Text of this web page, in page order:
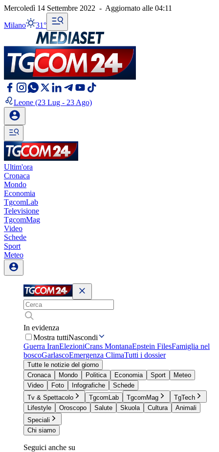
Mercoledì 14 Settembre 2022 - Aggiornato alle 04:11
Milano 31°
Leone (23 Lug - 23 Ago)
Ultim'ora
Cronaca
Mondo
Economia
TgcomLab
Televisione
TgcomMag
Video
Schede
Sport
Meteo
In evidenza
Mostra tuttiNascondi
Guerra IranElezioniCrans MontanaEpstein FilesFamiglia nel
boscoGarlascoEmergenza ClimaTutti i dossier
Tutte le notizie del giorno
Cronaca
Mondo Politica Economia Sport
Meteo
Video
Foto Infografiche
Schede
Tv & Spettacolo
TgcomLab TgcomMag
TgTech
Lifestyle
Oroscopo Salute Skuola Cultura
Animali
Speciali
Chi siamo
Seguici anche su